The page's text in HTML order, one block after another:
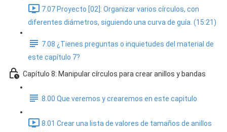
7.07 Proyecto [02]: Organizar varios círculos, con
diferentes diámetros, siguiendo una curva de guía. (15:21)
7.08 ¿Tienes preguntas o inquietudes del material de
este capítulo 7?
Capítulo 8: Manipular círculos para crear anillos y bandas
8.00 Que veremos y crearemos en este capitulo
8.01 Crear una lista de valores de tamaños de anillos